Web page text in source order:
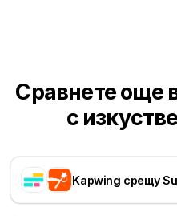
Сравнете още
с
Kapwing срещу